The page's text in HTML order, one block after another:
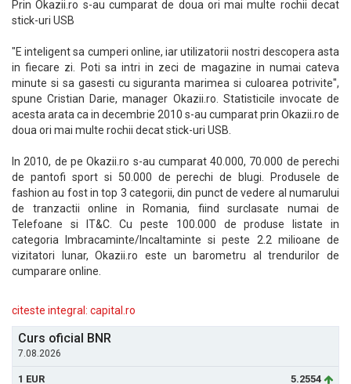
Prin Okazii.ro s-au cumparat de doua ori mai multe rochii decat
stick-uri USB
"E inteligent sa cumperi online, iar utilizatorii nostri descopera asta
in fiecare zi. Poti sa intri in zeci de magazine in numai cateva
minute si sa gasesti cu siguranta marimea si culoarea potrivite",
spune Cristian Darie, manager Okazii.ro. Statisticile invocate de
acesta arata ca in decembrie 2010 s-au cumparat prin Okazii.ro de
doua ori mai multe rochii decat stick-uri USB.
In 2010, de pe Okazii.ro s-au cumparat 40.000, 70.000 de perechi
de pantofi sport si 50.000 de perechi de blugi. Produsele de
fashion au fost in top 3 categorii, din punct de vedere al numarului
de tranzactii online in Romania, fiind surclasate numai de
Telefoane si IT&C. Cu peste 100.000 de produse listate in
categoria Imbracaminte/Incaltaminte si peste 2.2 milioane de
vizitatori lunar, Okazii.ro este un barometru al trendurilor de
cumparare online.
citeste integral: capital.ro
Curs oficial BNR
7.08.2026
1 EUR
5.2554